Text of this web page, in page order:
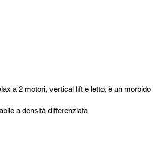
a 2 motori, vertical lift e letto, è un morbido
a densità differenziata